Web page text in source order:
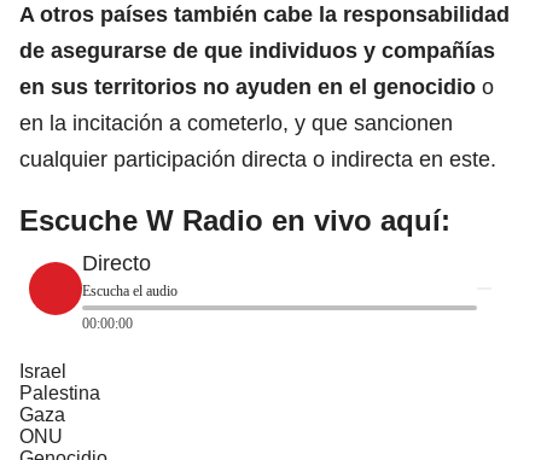
A otros países también cabe la responsabilidad
de asegurarse de que individuos y compañías
en sus territorios no ayuden en el genocidio o
en la incitación a cometerlo, y que sancionen
cualquier participación directa o indirecta en este.
Escuche W Radio en vivo aquí:
Directo
Escucha el audio
00:00:00
Israel
Palestina
Gaza
ONU